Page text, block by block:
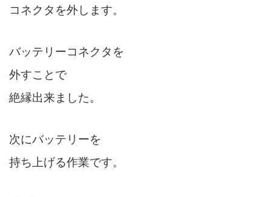
コネクタを外します。
バッテリーコネクタを
外すことで
絶縁出来ました。
次にバッテリーを
持ち上げる作業です。